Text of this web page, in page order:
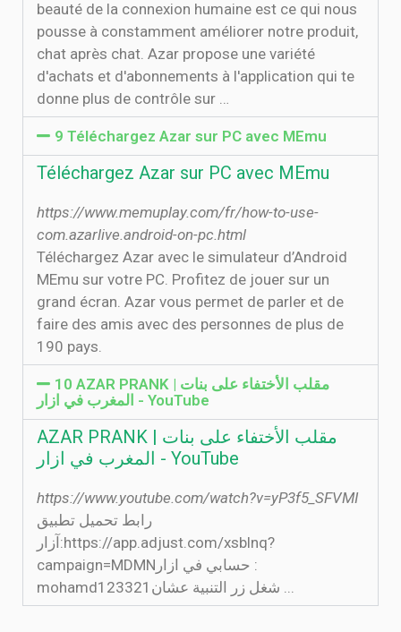
beauté de la connexion humaine est ce qui nous
pousse à constamment améliorer notre produit,
chat après chat. Azar propose une variété
d'achats et d'abonnements à l'application qui te
donne plus de contrôle sur …
9 Téléchargez Azar sur PC avec MEmu
Téléchargez Azar sur PC avec MEmu
https://www.memuplay.com/fr/how-to-use-
com.azarlive.android-on-pc.html
Téléchargez Azar avec le simulateur d’Android
MEmu sur votre PC. Profitez de jouer sur un
grand écran. Azar vous permet de parler et de
faire des amis avec des personnes de plus de
190 pays.
10 AZAR PRANK | مقلب الأختفاء على بنات
المغرب في ازار - YouTube
AZAR PRANK | مقلب الأختفاء على بنات
المغرب في ازار - YouTube
https://www.youtube.com/watch?v=yP3f5_SFVMI
رابط تحميل تطبيق
آزار:https://app.adjust.com/xsblnq?
campaign=MDMNحسابي في ازار :
mohamd123321شغل زر التنبية عشان ...